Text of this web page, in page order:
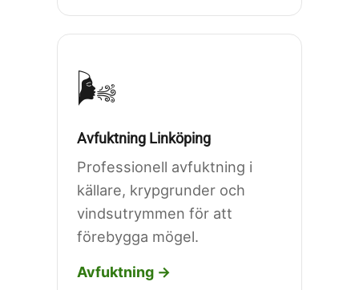
🌬️
Avfuktning Linköping
Professionell avfuktning i
källare, krypgrunder och
vindsutrymmen för att
förebygga mögel.
Avfuktning →